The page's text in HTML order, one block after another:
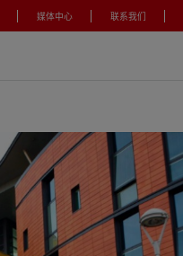
媒体中心 联系我们